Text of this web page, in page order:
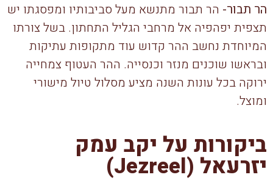
הר תבור- הר תבור מתנשא מעל סביבותיו ומפסגתו יש
תצפית יפהפיה אל מרחבי הגליל התחתון. בשל צורתו
המיוחדת נחשב ההר קדוש עוד מתקופות עתיקות
ובראשו שוכנים מנזר וכנסייה. ההר העטוף צמחייה
ירוקה בכל עונות השנה מציע מסלול טיול מישורי
ומוצל.
ביקורות על יקב עמק
יזרעאל (Jezreel)